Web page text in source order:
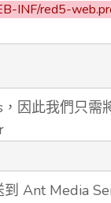
INF/red5-
因此我們只需
Ant Media